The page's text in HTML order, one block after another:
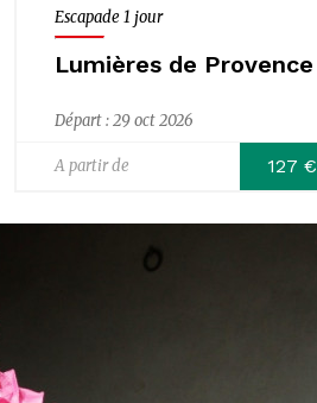
Escapade 1 jour
Lumières de Provence
Départ : 29 oct 2026
A partir de 127 €